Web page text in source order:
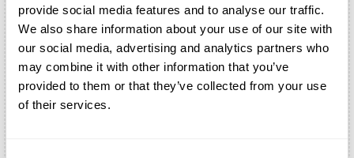
provide social media features and to analyse our traffic.
We also share information about your use of our site with
our social media, advertising and analytics partners who
may combine it with other information that you’ve
provided to them or that they’ve collected from your use
of their services.
Certamente. Potrete organizzare lo shooting e il
ricevimento all’interno della struttura e in tutte
le zone annesse. L’intero complesso viene dedicato
in esclusiva alla vostra festa. È possibile inoltre
celebrare su richiesta anche il vostro rito civile
e simbolico direttamente sul lago.